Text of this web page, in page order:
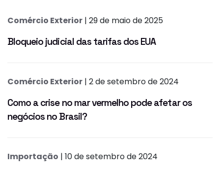
Comércio Exterior | 29 de maio de 2025
Bloqueio judicial das tarifas dos EUA
Comércio Exterior | 2 de setembro de 2024
Como a crise no mar vermelho pode afetar os
negócios no Brasil?
Importação | 10 de setembro de 2024